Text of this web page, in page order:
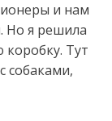
и нам
Но я решила
коробку. Тут
собаками,